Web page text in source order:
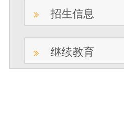
招生信息
继续教育